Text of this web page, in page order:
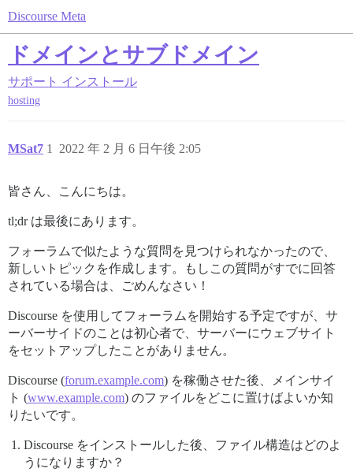
Discourse Meta
ドメインとサブドメイン
サポート インストール
hosting
MSat7 2022 年 2 月 6 日午後 2:05
1
皆さん、こんにちは。
tl;dr は最後にあります。
フォーラムで似たような質問を見つけられなかったので、
新しいトピックを作成します。もしこの質問がすでに回答
されている場合は、ごめんなさい！
Discourse を使用してフォーラムを開始する予定ですが、サ
ーバーサイドのことは初心者で、サーバーにウェブサイト
をセットアップしたことがありません。
Discourse (forum.example.com) を稼働させた後、メインサイ
ト (www.example.com) のファイルをどこに置けばよいか知
りたいです。
Discourse をインストールした後、ファイル構造はどのよ
うになりますか？